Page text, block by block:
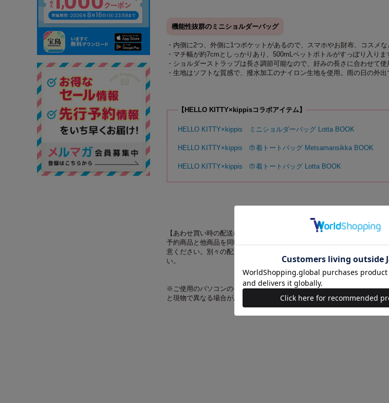
機能性抜群のミニショルダーバッグ
・内側に2つ、外側に1つポケットがあるので、スマホやお財布、コスメ
・マチ幅が約7cmとしっかりあり、500mLペットボトルがすっぽり入りま
・ショルダーストラップは長さ調節可能なので、好みの長さに合わせて使
・生地はソフトな質感で、撥水加工のナイロン生地を使用。雨の日の外出
【HELLO KITTY×kippisコラボアイテム】
HELLO KITTY×kippis ミニショルダーバッグ Lotta BOOK
HELLO KITTY×kippis 巾着トートバッグ Metsamansikka BOOK
HELLO KITTY×kippis 巾着トートバッグ Lotta BOOK
【あわせ買い時の配送について】
予約商品と他商品を同時にお求めの場合、最も発売日の遅い商品に合わ
意ください。別々の配送をご希望の場合は、お手数をおかけしますが、
い。
※ご使用のパソコンのモニターやスマートフォンの画面によっては、商
と現物で異なる場合があります。